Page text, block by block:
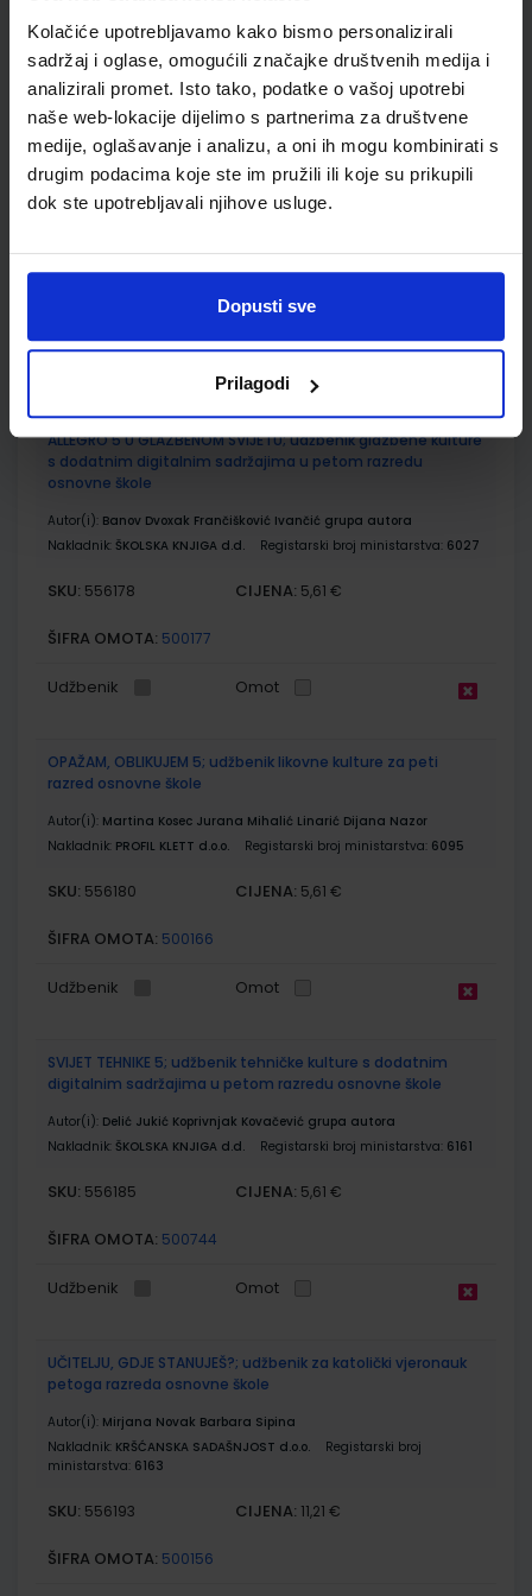
Kolačiće upotrebljavamo kako bismo personalizirali
sadržaj i oglase, omogućili značajke društvenih medija i
analizirali promet. Isto tako, podatke o vašoj upotrebi
naše web-lokacije dijelimo s partnerima za društvene
medije, oglašavanje i analizu, a oni ih mogu kombinirati s
drugim podacima koje ste im pružili ili koje su prikupili
dok ste upotrebljavali njihove usluge.
Dopusti sve
Prilagodi
Udžbenik Omot
VREMEPLOV 5; radna bilježnica iz povijesti za 5. razred
osnovne škole
Autor(i):Manuela Kujundžić Šime Labor
Nakladnik:PROFIL KLETT d.o.o. Registarski broj ministarstva:
SKU:775056 CIJENA:11,00 €
ALLEGRO 5 U GLAZBENOM SVIJETU; udžbenik glazbene kulture
s dodatnim digitalnim sadržajima u petom razredu
osnovne škole
Autor(i): Banov Dvoxak Frančišković Ivančić grupa autora
Nakladnik: ŠKOLSKA KNJIGA d.d. Registarski broj ministarstva: 6027
SKU: 556178 CIJENA: 5,61 €
ŠIFRA OMOTA: 500177
Udžbenik Omot
OPAŽAM, OBLIKUJEM 5; udžbenik likovne kulture za peti
razred osnovne škole
Autor(i): Martina Kosec Jurana Mihalić Linarić Dijana Nazor
Nakladnik: PROFIL KLETT d.o.o. Registarski broj ministarstva: 6095
SKU: 556180 CIJENA: 5,61 €
ŠIFRA OMOTA: 500166
Udžbenik Omot
SVIJET TEHNIKE 5; udžbenik tehničke kulture s dodatnim
digitalnim sadržajima u petom razredu osnovne škole
Autor(i): Delić Jukić Koprivnjak Kovačević grupa autora
Nakladnik: ŠKOLSKA KNJIGA d.d. Registarski broj ministarstva: 6161
SKU: 556185 CIJENA: 5,61 €
ŠIFRA OMOTA: 500744
Udžbenik Omot
UČITELJU, GDJE STANUJEŠ?; udžbenik za katolički vjeronauk
petoga razreda osnovne škole
Autor(i): Mirjana Novak Barbara Sipina
Nakladnik: KRŠĆANSKA SADAŠNJOST d.o.o.
Registarski broj
ministarstva: 6163
SKU: 556193 CIJENA: 11,21 €
ŠIFRA OMOTA: 500156